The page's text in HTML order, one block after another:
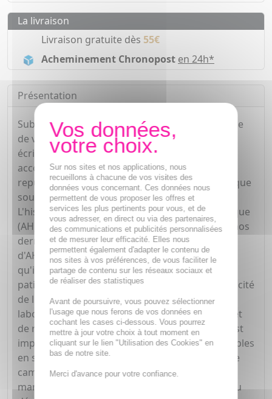
La livraison
Livraison gratuite dès 55€
Acheminement Chronopost en 24h*
Présentation
Substance la plus fondamentale pour la jeunesse
de votre peau, l'Acide Hyaluronique méritait un
écrin à la hauteur de son efficacité. Mission
accomplie avec ce Sérum ultra-hydratant,
repulpant et anti-âge. La grande histoire s'explique
souvent par la petite…
L'histoire du Sérum Booster à l'Acide Hyaluronique
(AH) commença par une suggestion de l'un de nos
dermatologues conseils. Après chaque injection
d'AH, ce médecin en gardait une petite quantité
qu'il appliquait directement sur la peau de son
patient. Cette pratique insolite améliorait l'efficacité
de l'injection. Une initiative heureuse que les
laboratoires Novexpert ont transformé en projet
de recherche. 3 ans après, le Sérum Booster s'est
imposé comme l'une des références incontestables
en soins anti-âge à l'Acide Hyaluronique. Aucune
campagne de publicité et encore moins de
marketing n'a précédé le succès de ce Sérum. Au
Sur nos sites et nos applications, nous
recueillons à chacune de vos visites des
données vous concernant. Ces données nous
permettent de vous proposer les offres et
services les plus pertinents pour vous, et de
vous adresser, en direct ou via des partenaires,
des communications et publicités personnalisées
et de mesurer leur efficacité. Elles nous
permettent également d'adapter le contenu de
nos sites à vos préférences, de vous faciliter le
partage de contenu sur les réseaux sociaux et
de réaliser des statistiques
Avant de poursuivre, vous pouvez sélectionner
l'usage que nous ferons de vos données en
cochant les cases ci-dessous. Vous pourrez
mettre à jour votre choix à tout moment en
cliquant sur le lien "Utilisation des Cookies" en
bas de notre site.
Merci d'avance pour votre confiance.